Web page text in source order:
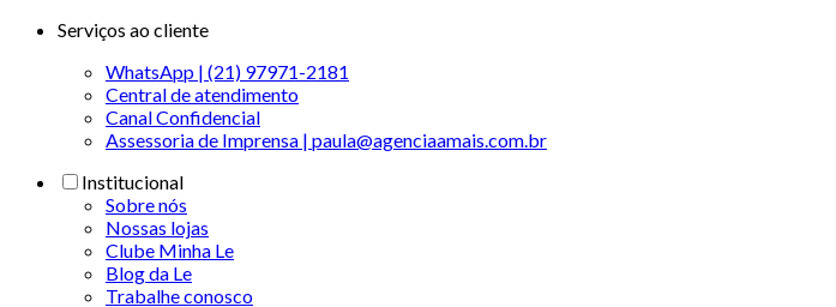
Serviços ao cliente
WhatsApp | (21) 97971-2181
Central de atendimento
Canal Confidencial
Assessoria de Imprensa | paula@agenciaamais.com.br
Institucional
Sobre nós
Nossas lojas
Clube Minha Le
Blog da Le
Trabalhe conosco